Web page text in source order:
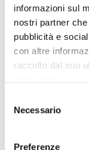
informazioni sul
nostri partner
pubblicità e
con altre
raccolto dal suo
delNecessario
Preferenze